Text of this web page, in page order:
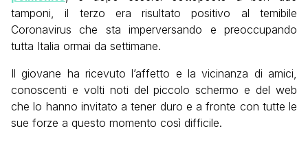
tamponi, il terzo era risultato positivo al temibile
Coronavirus che sta imperversando e preoccupando
tutta Italia ormai da settimane.
Il giovane ha ricevuto l’affetto e la vicinanza di amici,
conoscenti e volti noti del piccolo schermo e del web
che lo hanno invitato a tener duro e a fronte con tutte le
sue forze a questo momento così difficile.